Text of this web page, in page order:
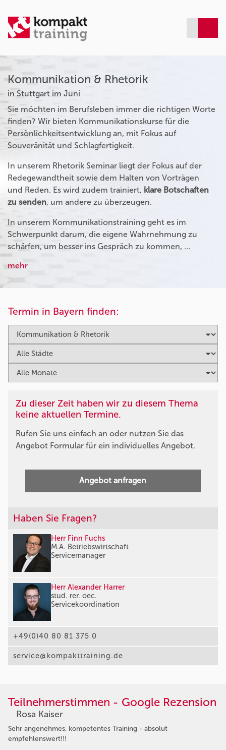
Kommunikation & Rhetorik
in Stuttgart im Juni
Sie möchten im Berufsleben immer die richtigen Worte
finden? Wir bieten Kommunikationskurse für die
Persönlichkeitsentwicklung an, mit Fokus auf
Souveränität und Schlagfertigkeit.
In unserem Rhetorik Seminar liegt der Fokus auf der
Redegewandtheit sowie dem Halten von Vorträgen
und Reden. Es wird zudem trainiert, klare Botschaften
zu senden, um andere zu überzeugen.
In unserem Kommunikationstraining geht es im
Schwerpunkt darum, die eigene Wahrnehmung zu
schärfen, um besser ins Gespräch zu kommen, …
mehr
Termin in Bayern finden:
Zu dieser Zeit haben wir zu diesem Thema
keine aktuellen Termine.
Rufen Sie uns einfach an oder nutzen Sie das
Angebot Formular für ein individuelles Angebot.
Angebot anfragen
Haben Sie Fragen?
Herr Finn Fuchs
M.A. Betriebswirtschaft
Servicemanager
Herr Alexander Harrer
stud. rer. oec.
Servicekoordination
+49(0)40 80 81 375 0
service@kompakttraining.de
Teilnehmerstimmen - Google Rezension
Rosa Kaiser
Sehr angenehmes, kompetentes Training - absolut
empfehlenswert!!!